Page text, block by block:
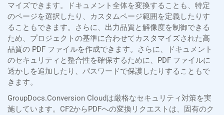
マイズできます。ドキュメント全体を変換することも、特定
のページを選択したり、カスタムページ範囲を定義したりす
ることもできます。さらに、出力品質と解像度を制御できる
ため、プロジェクトの基準に合わせてカスタマイズされた高
品質の PDF ファイルを作成できます。さらに、ドキュメント
のセキュリティと整合性を確保するために、PDF ファイルに
透かしを追加したり、パスワードで保護したりすることもで
きます。
GroupDocs.Conversion Cloudは厳格なセキュリティ対策を実
施しています。CF2からPDFへの変換リクエストは、固有のク